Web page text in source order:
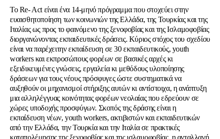
To Re- Act είναι ένα 14-μηνό πρόγραμμα που στοχεύει στην
ευαισθητοποίηση των κοινωνιών της Ελλάδα, της Τουρκίας και της
Ιταλίας ως προς το φαινόμενο της ξενοφοβίας και της Ισλαμοφοβίας
διοργανώνοντας εκπαιδευτικές δράσεις. Κύριος στόχος του σχεδίου
είναι να παρέχειτην εκπαίδευση σε 30 εκπαιδευτικούς, youth
workers και εκπροσώπους φορέων σε βασικές αρχές κι
εξειδικευμένες γνώσεις, εργαλεία κι μεθόδους υλοποίησης
δράσεων για τους νέους πρόσφυγες ώστε συστηματικά να
αυξηθούν οι μηχανισμοί στήριξης αυτών κι αντίστοιχα, η ανάπτυξη
μια αλληλέγγυας κοινότητας φορέων νεολαίας που εδρεύουν σε
χώρες υποδοχής προσφύγων. Σκοπός της δράσης είναι η
εκπαίδευση νέων, youth workers, ακτιβιστών και εκπαιδευτικών
από την Ελλάδα, την Τουρκία και την Ιταλία σε πρακτικές